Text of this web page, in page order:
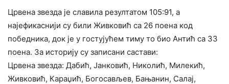
Црвена звезда је славила резултатом 105:91, а
најефикаснији су били Живковић са 26 поена код
победника, док је у гостујућем тиму то био Антић са 33
поена. За историју су записани састави:
Црвена звезда: Дабић, Јанковић, Николић, Милекић,
Живковић, Караџић, Богосављев, Бањанин, Салај,